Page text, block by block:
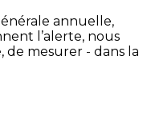
annuelle,
l’alerte, nous
de mesurer - dans la